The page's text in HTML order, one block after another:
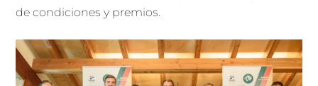
de condiciones y premios.